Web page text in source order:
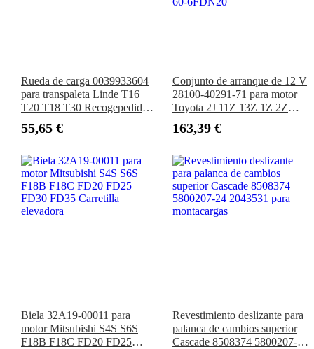
Rueda de carga 0039933604
para transpaleta Linde T16
T20 T18 T30 Recogepedidos
L14AS L16AS
55,65 €
Conjunto de arranque de 12 V
28100-40291-71 para motor
Toyota 2J 11Z 13Z 1Z 2Z
2FDC25 02-FDC23 2FDC25
60-6FDN20
163,39 €
Biela 32A19-00011 para
motor Mitsubishi S4S S6S
F18B F18C FD20 FD25
Revestimiento deslizante para
palanca de cambios superior
Cascade 8508374 5800207-24